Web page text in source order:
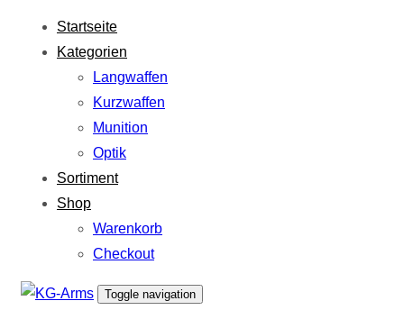
überspringen
primären
springen
Startseite
Kategorien
Langwaffen
Kurzwaffen
Munition
Optik
Sortiment
Shop
Warenkorb
Checkout
Toggle navigation